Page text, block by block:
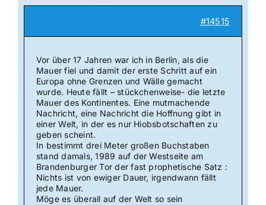
#14515
Vor über 17 Jahren war ich in Berlin, als die
Mauer fiel und damit der erste Schritt auf ein
Europa ohne Grenzen und Wälle gemacht
wurde. Heute fällt – stückchenweise- die letzte
Mauer des Kontinentes. Eine mutmachende
Nachricht, eine Nachricht die Hoffnung gibt in
einer Welt, in der es nur Hiobsbotschaften zu
geben scheint.
In bestimmt drei Meter großen Buchstaben
stand damals, 1989 auf der Westseite am
Brandenburger Tor der fast prophetische Satz :
Nichts ist von ewiger Dauer, irgendwann fällt
jede Mauer.
Möge es überall auf der Welt so sein